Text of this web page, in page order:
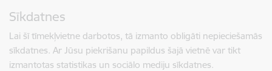
Sīkdatnes
Lai šī tīmekļvietne darbotos, tā izmanto obligāti nepieciešamās
sīkdatnes. Ar Jūsu piekrišanu papildus šajā vietnē var tikt
izmantotas statistikas un sociālo mediju sīkdatnes.